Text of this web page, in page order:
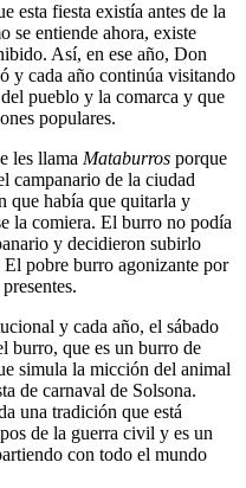
esta fiesta existía antes de la
se entiende ahora, existe
Así, en ese año, Don
y cada año continúa visitando
pueblo y la comarca y que
populares.
les llama Mataburros porque
campanario de la ciudad
que había que quitarla y
la comiera. El burro no podía
y decidieron subirlo
pobre burro agonizante por
y cada año, el sábado
burro, que es un burro de
simula la micción del animal
de carnaval de Solsona.
una tradición que está
de la guerra civil y es un
con todo el mundo